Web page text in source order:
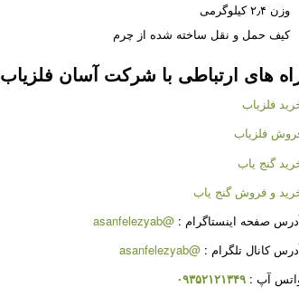
وزن ۲٫۴ کیلوگرمی
کیف حمل و نقل ساخته شده از چرم
های ارتباطی با شرکتآسان فلزیاب
فلزیاب
فلزیاب
گنج یاب
و فروش گنج یاب
صفحه اینستاگرام : @asanfelezyab
کانال تلگرام : @asanfelezyab
آپ : ۰۹۳۵۲۱۲۱۳۴۹